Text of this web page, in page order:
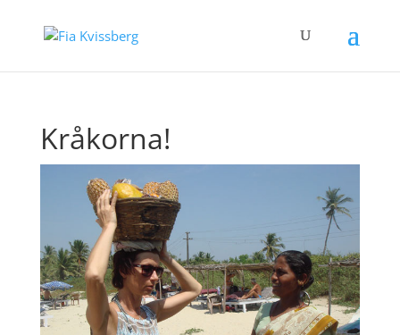
Kråkorna!